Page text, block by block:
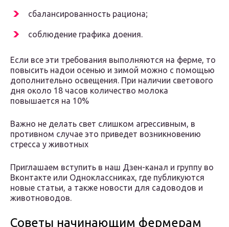
сбалансированность рациона;
соблюдение графика доения.
Если все эти требования выполняются на ферме, то
повысить надои осенью и зимой можно с помощью
дополнительно освещения. При наличии светового
дня около 18 часов количество молока
повышается на 10%
Важно не делать свет слишком агрессивным, в
противном случае это приведет возникновению
стресса у животных
Приглашаем вступить в наш Дзен-канал и группу во
Вконтакте или Одноклассниках, где публикуются
новые статьи, а также новости для садоводов и
животноводов.
Советы начинающим фермерам